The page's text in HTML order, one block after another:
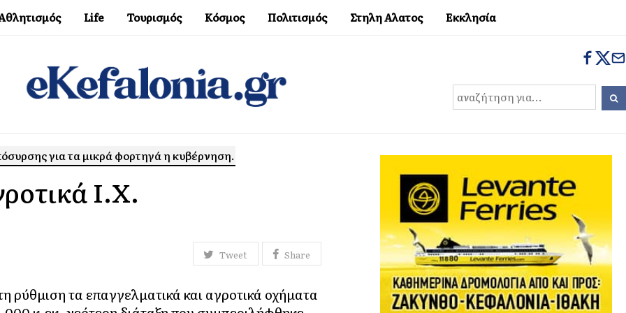
Life Τουρισμός Κόσμος Πολιτισμός Στηλη Αλατος Εκκλησία
για τα μικρά φορτηγά η κυβέρνηση.
Ι.Χ.
Tweet Share
ρύθμιση τα επαγγελματικά και αγροτικά οχήματα